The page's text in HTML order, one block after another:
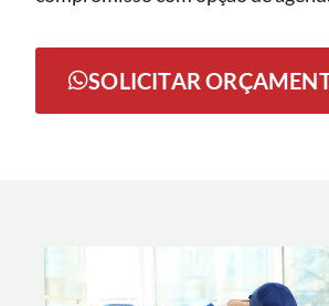
SOLICITAR